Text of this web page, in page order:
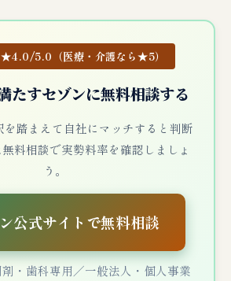
★4.0/5.0（医療・介護なら★5）
たすセゾンに無料相談する
を踏まえて自社にマッチすると判断
料相談で実勢料率を確認しましょ
う。
公式サイトで無料相談
・歯科専用／一般法人・個人事業